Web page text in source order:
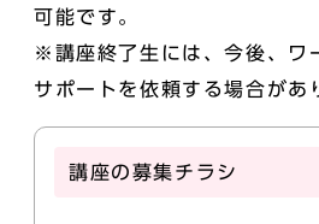
可能です。
※講座終了生には、今後、ワ
サポートを依頼する場合があ
講座の募集チラシ